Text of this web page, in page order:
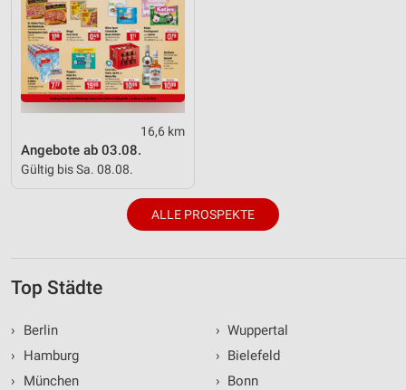
16,6 km
Angebote ab 03.08.
Gültig bis Sa. 08.08.
ALLE PROSPEKTE
Top Städte
›
Berlin
›
Hamburg
›
München
› Wuppertal
› Bielefeld
› Bonn